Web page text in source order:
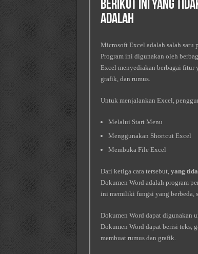
Berikut Ini Yang
Adalah
Microsoft Excel adalah salah satu
Program ini digunakan oleh
Excel menyediakan berbagai fitur
grafik, dan rumus.
Untuk menjalankan Excel,
Melalui Start Menu
Menggunakan Shortcut Excel
Membuka File Excel
Dari ketiga cara tersebut, yang
Dokumen Word adalah program
ini memiliki fungsi yang berbeda,
Dokumen Word dapat digunakan
Dokumen Word dapat berisi teks,
membuat rumus dan grafik.